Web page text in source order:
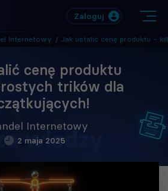
Zaloguj
Internetowy / Jak ustalić cenę produktu – kilka prostych trików dla
cenę produktu
trików dla
Internetowy
2 maja 2025
wiedzy